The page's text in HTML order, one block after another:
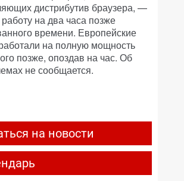
дистрибутив браузера, —
на два часа позже
времени. Европейские
на полную мощность
позже, опоздав на час. Об
не сообщается.
на новости